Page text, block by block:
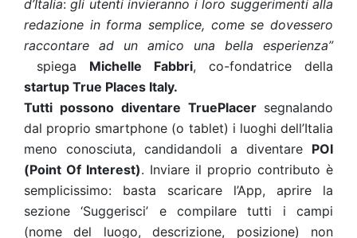
d’Italia:gli utenti invieranno i loro suggerimenti alla
redazione in forma semplice, come se dovessero
raccontare ad un amico una bella esperienza”
spiega Michelle Fabbri, co-fondatrice della
startup True Places Italy.
Tutti possono diventare TruePlacer segnalando
dal proprio smartphone (o tablet) i luoghi dell’Italia
meno conosciuta, candidandoli a diventare POI
(Point Of Interest). Inviare il proprio contributo è
semplicissimo: basta scaricare l’App, aprire la
sezione ‘Suggerisci’ e compilare tutti i campi
(nome del luogo, descrizione, posizione) non